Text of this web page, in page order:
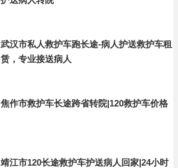
武汉市私人救护车跑长途-病人护送救护车租
赁，专业接送病人
焦作市救护车长途跨省转院|120救护车价格
靖江市120长途救护车护送病人回家|24小时